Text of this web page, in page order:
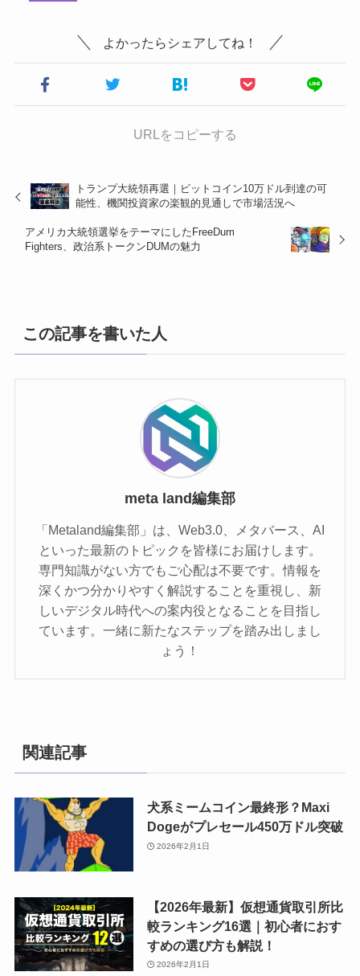
よかったらシェアしてね！
URLをコピーする
トランプ大統領再選｜ビットコイン10万ドル到達の可
能性、機関投資家の楽観的見通しで市場活況へ
アメリカ大統領選挙をテーマにしたFreeDum
Fighters、政治系トークンDUMの魅力
この記事を書いた人
meta land編集部
「Metaland編集部」は、Web3.0、メタバース、AI
といった最新のトピックを皆様にお届けします。
専門知識がない方でもご心配は不要です。情報を
深くかつ分かりやすく解説することを重視し、新
しいデジタル時代への案内役となることを目指し
ています。一緒に新たなステップを踏み出しまし
ょう！
関連記事
犬系ミームコイン最終形？Maxi
Dogeがプレセール450万ドル突破
2026年2月1日
【2026年最新】仮想通貨取引所比
較ランキング16選｜初心者におす
すめの選び方も解説！
2026年2月1日